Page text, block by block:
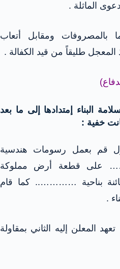
الماثلة .
بالمصروفات ومقابل أتعاب
المعجل طليقاً من قيد الكفالة .
البناء إمتدادها إلى ما بعد
خفية :
قم بعمل رسومات هندسية
على قطعة أرض مملوكة
بناحية ………….. كما قام
.
إليه الثاني بمقاولة